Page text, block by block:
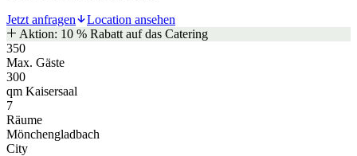
Jetzt anfragen
Location ansehen
Aktion: 10 % Rabatt auf das Catering
350
Max. Gäste
300
qm Kaisersaal
7
Räume
Mönchengladbach
City